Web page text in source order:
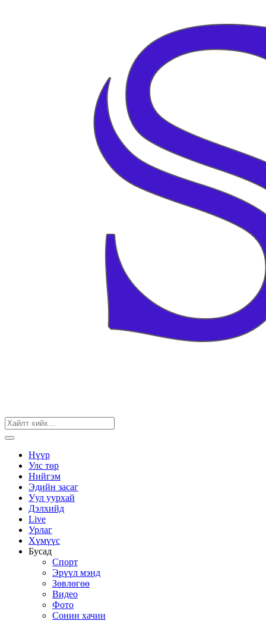
Нүүр
Улс төр
Нийгэм
Эдийн засаг
Уул уурхай
Дэлхийд
Live
Урлаг
Хүмүүс
Бусад
Спорт
Эрүүл мэнд
Зөвлөгөө
Видео
Фото
Сонин хачин